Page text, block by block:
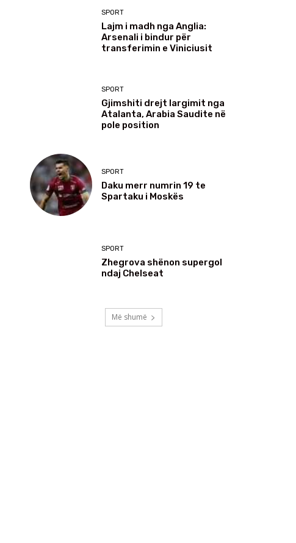
SPORT
Lajm i madh nga Anglia:
Arsenali i bindur për
transferimin e Viniciusit
SPORT
Gjimshiti drejt largimit nga
Atalanta, Arabia Saudite në
pole position
SPORT
Daku merr numrin 19 te
Spartaku i Moskës
SPORT
Zhegrova shënon supergol
ndaj Chelseat
Më shumë